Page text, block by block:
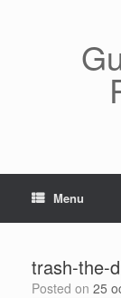
Menu
trash-the-
Posted on 25